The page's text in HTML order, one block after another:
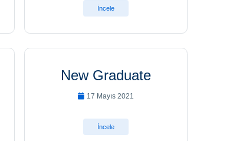
İncele
New Graduate
17 Mayıs 2021
İncele